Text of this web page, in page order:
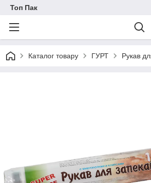
Топ Пак
Каталог товару ГУРТ Рукав